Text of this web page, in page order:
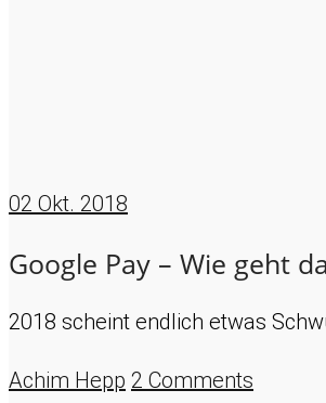
02 Okt. 2018
Google Pay – Wie geht
2018 scheint endlich etwas
Achim Hepp 2 Comments